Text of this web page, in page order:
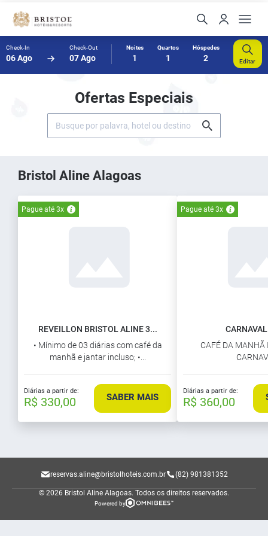
Check-In
06 Ago
Check-Out
07 Ago
Noites
1
Quartos
1
Hóspedes
2 Editar
Ofertas Especiais
Bristol Aline Alagoas
Pague até 3x
REVEILLON BRISTOL ALINE 3...
• Mínimo de 03 diárias com café da
manhã e jantar incluso; •...
Diárias a partir de:
R$ 330,00 SABER MAIS
Pague até 3x
CAFÉ DA MANHÃ
Diárias a partir de:
R$ 360,00
reservas.aline@bristolhoteis.com.br (82) 981381352
© 2026 Bristol Aline Alagoas. Todos os direitos reservados.
Powered by